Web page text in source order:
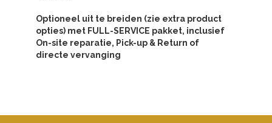
Optioneel uit te breiden (zie extra product
opties) met FULL-SERVICE pakket, inclusief
On-site reparatie, Pick-up & Return of
directe vervanging